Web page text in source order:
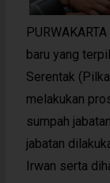
baru yang
Serentak
melakukan
sumpah
jabatan
Irwan serta